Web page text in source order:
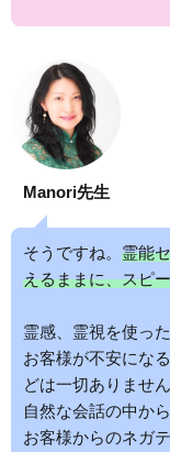
Manori先生
そうですね。 霊能
えるままに、スピ
霊感、霊視を使っ
お客様が不安にな
どは一切ありません
自然な会話の中か
お客様からのネガ